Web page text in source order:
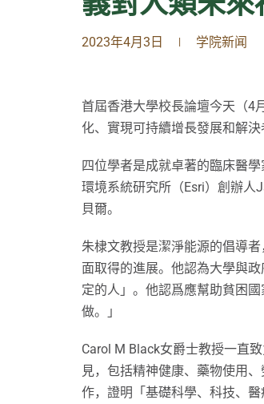
2023年4月3日 | 学院新闻
首屆香港大學校長論壇今天（4
化、實現可持續增長發展和解
四位學者是成就卓著的臨床醫
環境系統研究所（Esri）創辦人
貝爾。
朱棣文教授是潔淨能源的倡導
面取得的進展。他認為大學與
定的人」。他認爲應幫助貧困
做。」
Carol M Black女爵士教授一直
見，包括精神健康、藥物使用
作，證明「基礎科學、科技、